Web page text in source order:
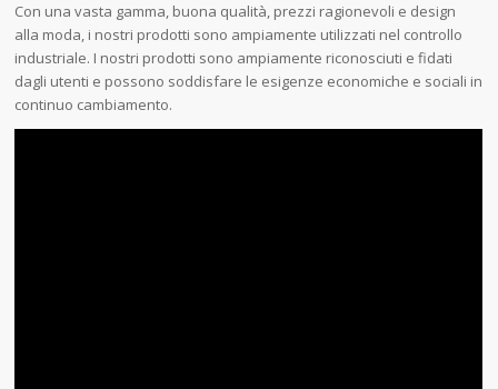
Con una vasta gamma, buona qualità, prezzi ragionevoli e design
alla moda, i nostri prodotti sono ampiamente utilizzati nel controllo
industriale. I nostri prodotti sono ampiamente riconosciuti e fidati
dagli utenti e possono soddisfare le esigenze economiche e sociali in
continuo cambiamento.